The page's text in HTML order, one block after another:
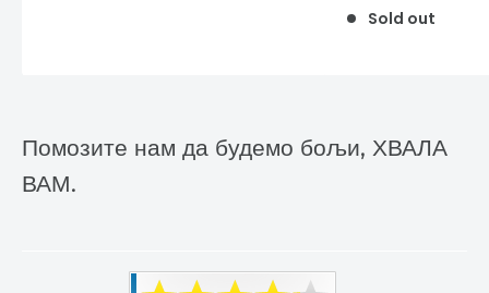
Sold out
Помозите нам да будемо бољи, ХВАЛА
ВАМ.